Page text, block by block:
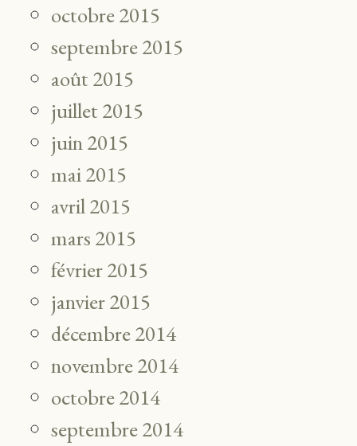
octobre 2015
septembre 2015
août 2015
juillet 2015
juin 2015
mai 2015
avril 2015
mars 2015
février 2015
janvier 2015
décembre 2014
novembre 2014
octobre 2014
septembre 2014